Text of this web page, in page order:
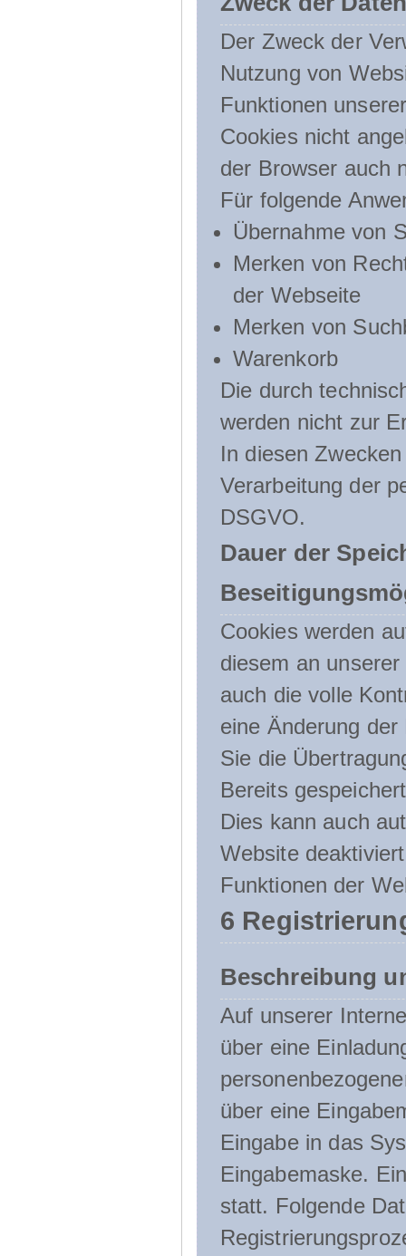
Der Zweck der
Nutzung von
Funktionen
Cookies nicht
der Browser auch
Für folgende
Übernahme von
Merken von
der Webseite
Merken von
Warenkorb
Die durch
werden nicht zur
In diesen
Verarbeitung der
DSGVO.
Dauer der
Cookies werden
diesem an
auch die volle
eine Änderung
Sie die
Bereits
Dies kann auch
Website
Funktionen der
6
Beschreibung
Auf unserer
über eine
über eine
Eingabe in das
Eingabemaske.
statt. Folgende